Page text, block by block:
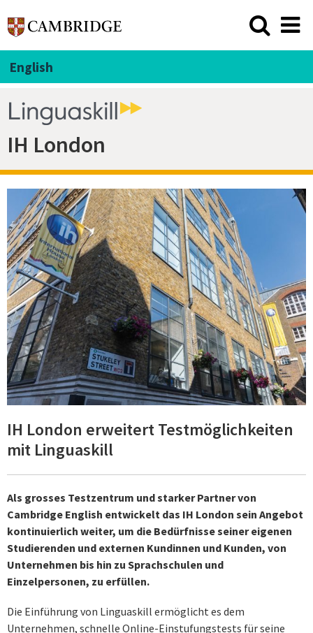
English
IH London
IH London erweitert Testmöglichkeiten
mit Linguaskill
Als grosses Testzentrum und starker Partner von
Cambridge English entwickelt das IH London sein Angebot
kontinuierlich weiter, um die Bedürfnisse seiner eigenen
Studierenden und externen Kundinnen und Kunden, von
Unternehmen bis hin zu Sprachschulen und
Einzelpersonen, zu erfüllen.
Die Einführung von Linguaskill ermöglicht es dem
Unternehmen, schnelle Online-Einstufungstests für seine